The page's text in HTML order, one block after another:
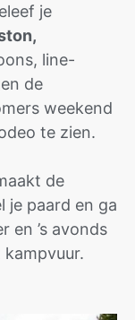
je
line-
de
weekend
te zien.
de
je paard en ga
en ’s avonds